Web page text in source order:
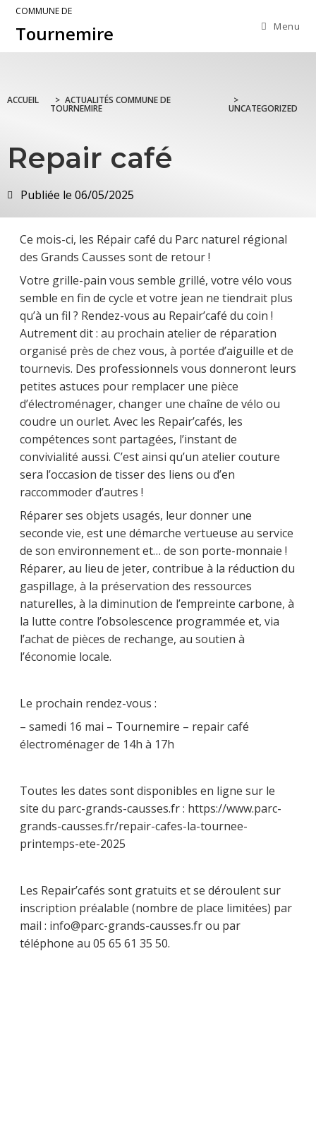
COMMUNE DE
Tournemire Menu
ACCUEIL > ACTUALITÉS COMMUNE DE
TOURNEMIRE
>
UNCATEGORIZED
Repair café
Publiée le 06/05/2025
Ce mois-ci, les Répair café du Parc naturel régional
des Grands Causses sont de retour !
Votre grille-pain vous semble grillé, votre vélo vous
semble en fin de cycle et votre jean ne tiendrait plus
qu’à un fil ? Rendez-vous au Repair’café du coin !
Autrement dit : au prochain atelier de réparation
organisé près de chez vous, à portée d’aiguille et de
tournevis. Des professionnels vous donneront leurs
petites astuces pour remplacer une pièce
d’électroménager, changer une chaîne de vélo ou
coudre un ourlet. Avec les Repair’cafés, les
compétences sont partagées, l’instant de
convivialité aussi. C’est ainsi qu’un atelier couture
sera l’occasion de tisser des liens ou d’en
raccommoder d’autres !
Réparer ses objets usagés, leur donner une
seconde vie, est une démarche vertueuse au service
de son environnement et… de son porte-monnaie !
Réparer, au lieu de jeter, contribue à la réduction du
gaspillage, à la préservation des ressources
naturelles, à la diminution de l’empreinte carbone, à
la lutte contre l’obsolescence programmée et, via
l’achat de pièces de rechange, au soutien à
l’économie locale.
Le prochain rendez-vous :
– samedi 16 mai – Tournemire – repair café
électroménager de 14h à 17h
Toutes les dates sont disponibles en ligne sur le
site du parc-grands-causses.fr : https://www.parc-
grands-causses.fr/repair-cafes-la-tournee-
printemps-ete-2025
Les Repair’cafés sont gratuits et se déroulent sur
inscription préalable (nombre de place limitées) par
mail : info@parc-grands-causses.fr ou par
téléphone au 05 65 61 35 50.